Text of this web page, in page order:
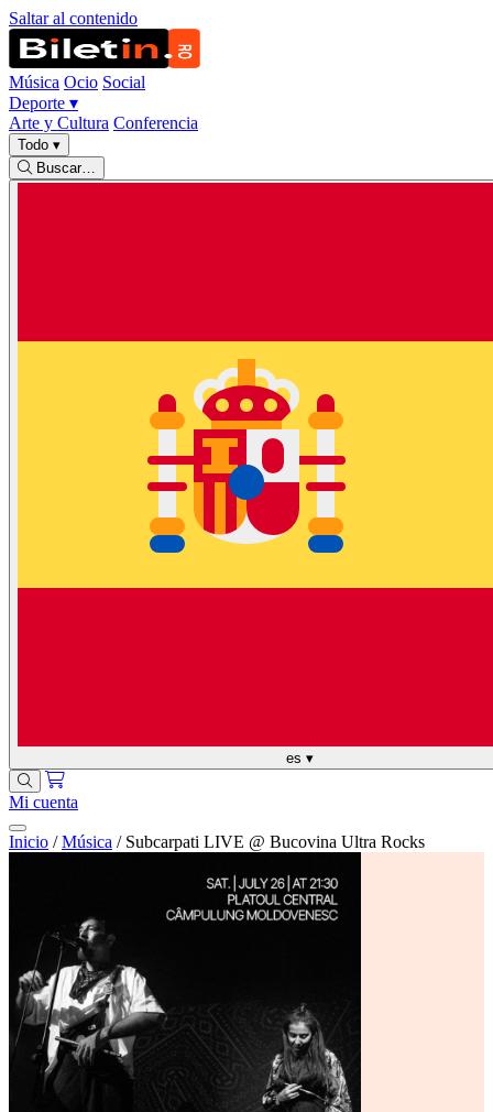
Saltar al contenido
Música Ocio Social
Deporte ▾
Arte y Cultura Conferencia
Todo ▾
Buscar…
es ▾
Mi cuenta
Inicio / Música / Subcarpati LIVE @ Bucovina Ultra Rocks